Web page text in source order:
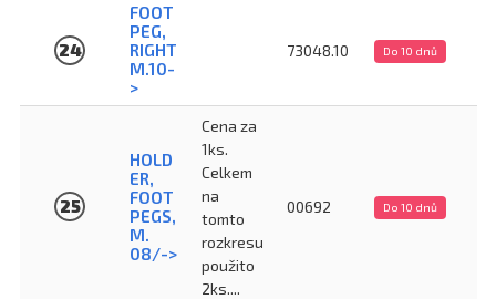
24
FOOT
PEG,
RIGHT
M.10-
>
73048.10 Do 10 dnů
25
HOLD
ER,
FOOT
PEGS,
M.
08/->
Cena za
1ks.
Celkem
na
tomto
rozkresu
použito
2ks....
00692 Do 10 dnů